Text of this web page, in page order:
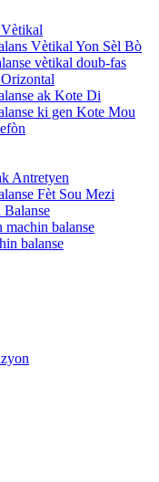
Vètikal Yon Sèl Bò
vètikal doub-fas
ak Kote Di
ki gen Kote Mou
Antretyen
Fèt Sou Mezi
Balanse
machin balanse
balanse